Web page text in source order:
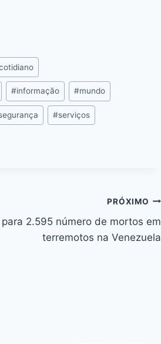
#informação #mundo
#serviços
PRÓXIMO
para 2.595 número de mortos em
terremotos na Venezuela